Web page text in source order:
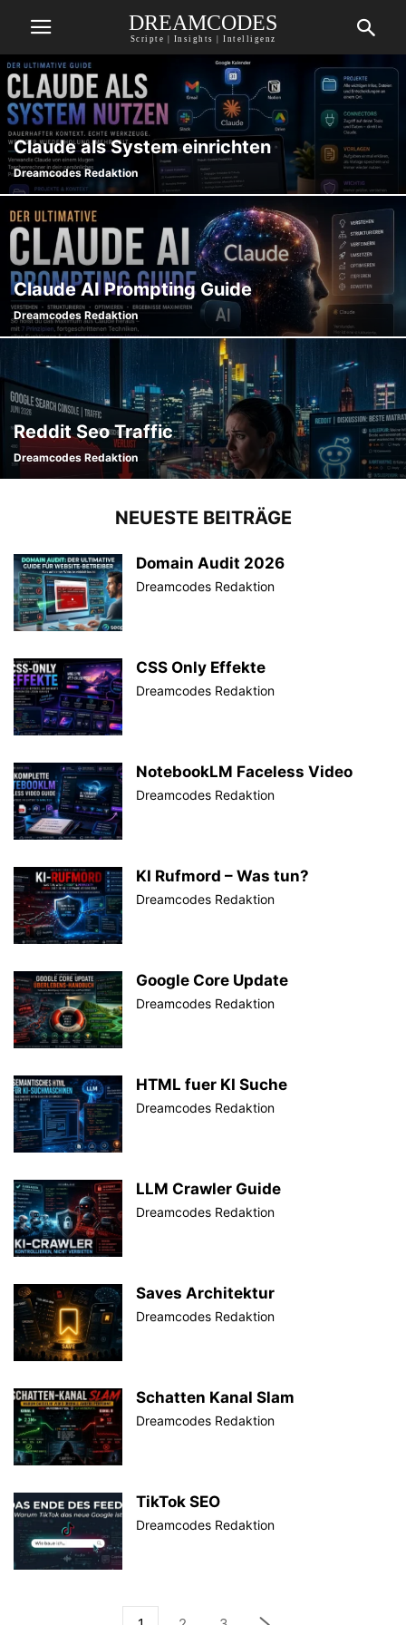
DREAMCODES
Scripte | Insights | Intelligenz
Claude als System einrichten
Dreamcodes Redaktion
Claude AI Prompting Guide
Dreamcodes Redaktion
Reddit Seo Traffic
Dreamcodes Redaktion
NEUESTE BEITRÄGE
Domain Audit 2026
Dreamcodes Redaktion
CSS Only Effekte
Dreamcodes Redaktion
NotebookLM Faceless Video
Dreamcodes Redaktion
KI Rufmord – Was tun?
Dreamcodes Redaktion
Google Core Update
Dreamcodes Redaktion
HTML fuer KI Suche
Dreamcodes Redaktion
LLM Crawler Guide
Dreamcodes Redaktion
Saves Architektur
Dreamcodes Redaktion
Schatten Kanal Slam
Dreamcodes Redaktion
TikTok SEO
Dreamcodes Redaktion